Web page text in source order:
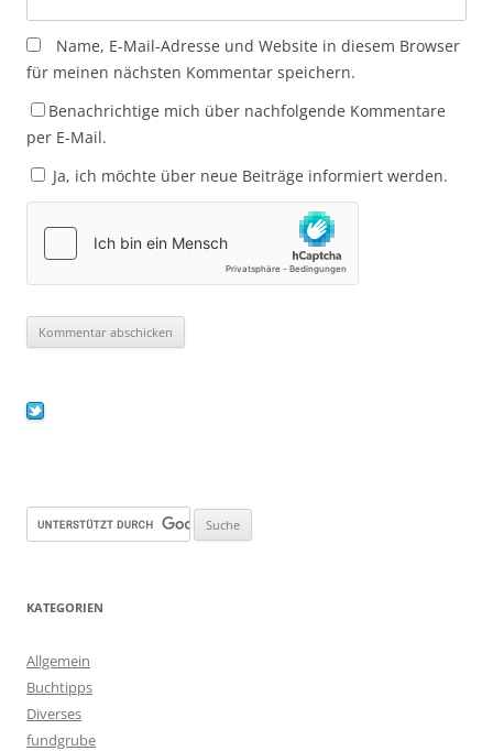
Name, E-Mail-Adresse und Website in diesem Browser
für meinen nächsten Kommentar speichern.
Benachrichtige mich über nachfolgende Kommentare
per E-Mail.
Ja, ich möchte über neue Beiträge informiert werden.
KATEGORIEN
Allgemein
Buchtipps
Diverses
fundgrube